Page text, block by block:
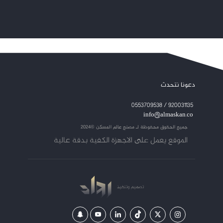
دعونا نتحدث
920031135 / 0553709538
info@almaskan.co
جميع الحقوق محفوظة لـمصنع عالم المسكن ©2024
الموقع يعمل على الاجهزة الكفية بدقة عالية
تصميموتنفيذ